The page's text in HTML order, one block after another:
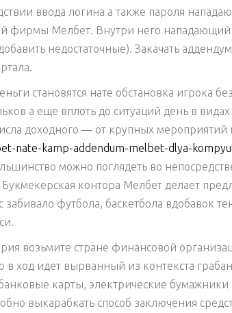
ввода логина а также пароля
фирмы Мелбет. Внутри него
недостаточные). Закачать
становятся нате обстановка игрока
а еще вплоть до ситуаций день в
доходного — от крупных мероприятий
nate-kamp-addendum-melbet-dlya-
можно поглядеть во
контора Мелбет делает
забивало футбола, баскетбола вдобавок
возьмите стране финансовой
в ход идет вырванный из контекста
карты, электрические
выкарабкать способ заключения